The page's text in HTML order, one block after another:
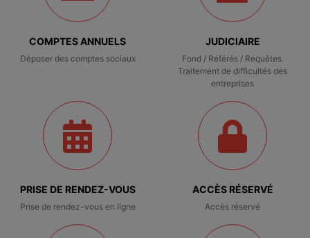
COMPTES ANNUELS
Déposer des comptes sociaux
JUDICIAIRE
Fond / Référés / Requêtes.
Traitement de difficultés des
entreprises
PRISE DE RENDEZ-VOUS
Prise de rendez-vous en ligne
ACCÈS RÉSERVÉ
Accès réservé